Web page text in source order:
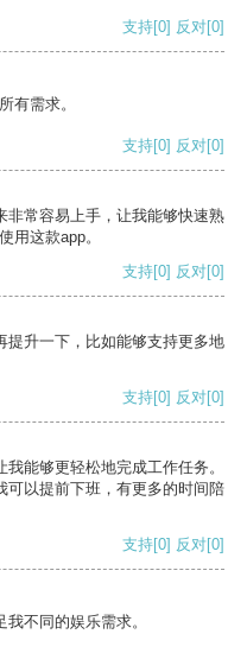
支持[0] 反对[0]
有需求。
支持[0] 反对[0]
非常容易上手，让我能够快速熟
用这款app。
支持[0] 反对[0]
提升一下，比如能够支持更多地
支持[0] 反对[0]
能够更轻松地完成工作任务。
可以提前下班，有更多的时间陪
支持[0] 反对[0]
不同的娱乐需求。